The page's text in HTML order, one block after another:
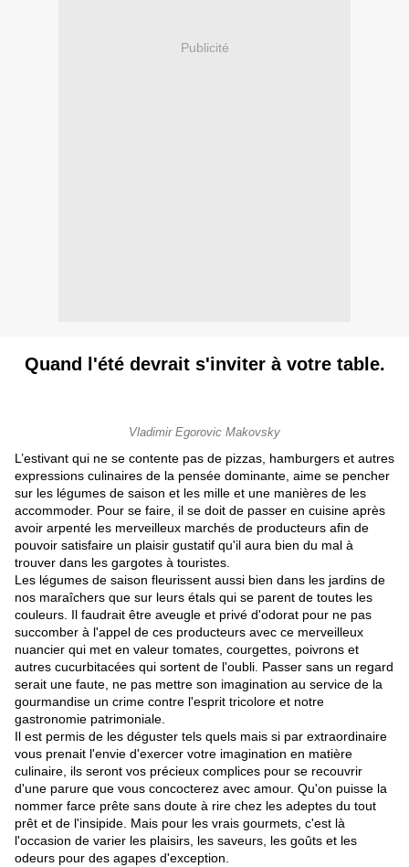
Publicité
Quand l'été devrait s'inviter à votre table.
Vladimir Egorovic Makovsky
L’estivant qui ne se contente pas de pizzas, hamburgers et autres
expressions culinaires de la pensée dominante, aime se pencher
sur les légumes de saison et les mille et une manières de les
accommoder. Pour se faire, il se doit de passer en cuisine après
avoir arpenté les merveilleux marchés de producteurs afin de
pouvoir satisfaire un plaisir gustatif qu'il aura bien du mal à
trouver dans les gargotes à touristes.
Les légumes de saison fleurissent aussi bien dans les jardins de
nos maraîchers que sur leurs étals qui se parent de toutes les
couleurs. Il faudrait être aveugle et privé d'odorat pour ne pas
succomber à l'appel de ces producteurs avec ce merveilleux
nuancier qui met en valeur tomates, courgettes, poivrons et
autres cucurbitacées qui sortent de l'oubli. Passer sans un regard
serait une faute, ne pas mettre son imagination au service de la
gourmandise un crime contre l'esprit tricolore et notre
gastronomie patrimoniale.
Il est permis de les déguster tels quels mais si par extraordinaire
vous prenait l'envie d'exercer votre imagination en matière
culinaire, ils seront vos précieux complices pour se recouvrir
d'une parure que vous concocterez avec amour. Qu'on puisse la
nommer farce prête sans doute à rire chez les adeptes du tout
prêt et de l'insipide. Mais pour les vrais gourmets, c'est là
l'occasion de varier les plaisirs, les saveurs, les goûts et les
odeurs pour des agapes d'exception.